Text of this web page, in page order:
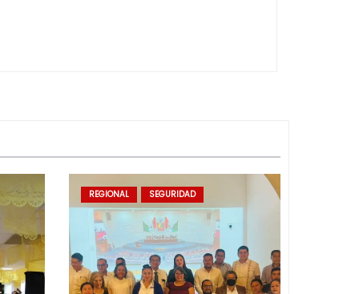
REGIONAL SEGURIDAD